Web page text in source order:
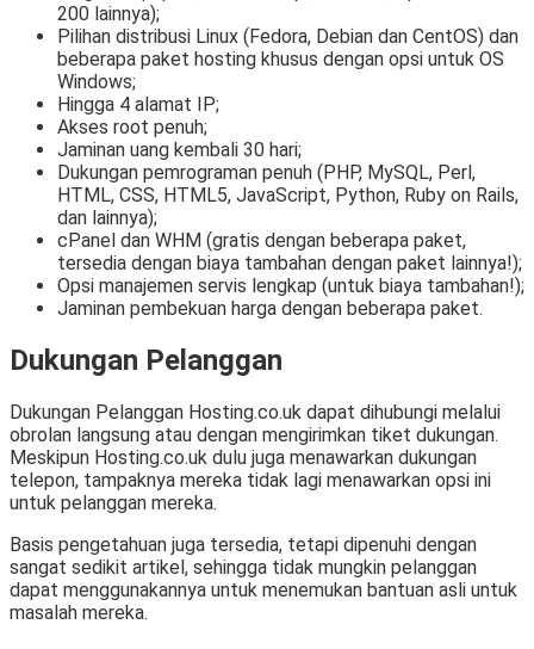
200 lainnya);
Pilihan distribusi Linux (Fedora, Debian dan CentOS) dan
beberapa paket hosting khusus dengan opsi untuk OS
Windows;
Hingga 4 alamat IP;
Akses root penuh;
Jaminan uang kembali 30 hari;
Dukungan pemrograman penuh (PHP, MySQL, Perl,
HTML, CSS, HTML5, JavaScript, Python, Ruby on Rails,
dan lainnya);
cPanel dan WHM (gratis dengan beberapa paket,
tersedia dengan biaya tambahan dengan paket lainnya!);
Opsi manajemen servis lengkap (untuk biaya tambahan!);
Jaminan pembekuan harga dengan beberapa paket.
Dukungan Pelanggan
Dukungan Pelanggan Hosting.co.uk dapat dihubungi melalui
obrolan langsung atau dengan mengirimkan tiket dukungan.
Meskipun Hosting.co.uk dulu juga menawarkan dukungan
telepon, tampaknya mereka tidak lagi menawarkan opsi ini
untuk pelanggan mereka.
Basis pengetahuan juga tersedia, tetapi dipenuhi dengan
sangat sedikit artikel, sehingga tidak mungkin pelanggan
dapat menggunakannya untuk menemukan bantuan asli untuk
masalah mereka.